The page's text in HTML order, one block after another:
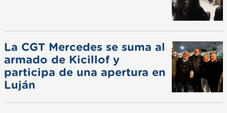
La CGT Mercedes se suma al
armado de Kicillof y
participa de una apertura en
Luján